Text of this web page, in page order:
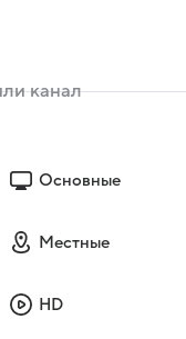
Основные
Местные
HD